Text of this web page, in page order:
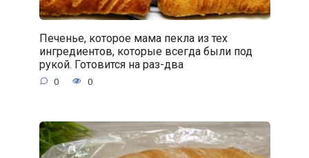
Печенье, которое мама пекла из тех
ингредиентов, которые всегда были под
рукой. Готовится на раз-два
0 0